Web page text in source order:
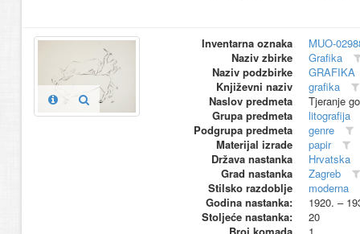
Inventarna oznaka
MUO-
Naziv zbirke
Grafika
Naziv podzbirke
GRAFIKA
Književni naziv
grafika
Naslov predmeta
Tjeranje
Grupa predmeta
litografija
Podgrupa predmeta
genre
Materijal izrade
papir
Država nastanka
Hrvatska
Grad nastanka
Zagreb
Stilsko razdoblje
moderna
Godina nastanka:
1920. –
Stoljeće nastanka:
20